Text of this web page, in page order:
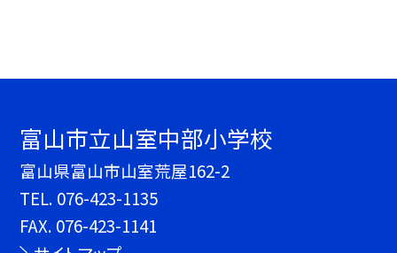
富山市立山室中部小学校
富山県富山市山室荒屋162-2
TEL. 076-423-1135
FAX. 076-423-1141